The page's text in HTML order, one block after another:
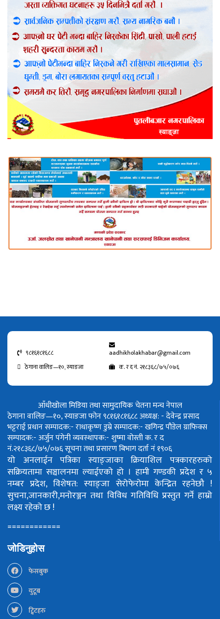
९८१६१८१६८८
aadhikholakhabar@gmail.com
ठेगाना वालिङ—१०, स्याङजा
क. र द नं. २१८३६८/७५/०७६
आँधीखोला मिडिया तथा सामुदायिक चेतना मन्च नेपाल
ठेगाना वालिङ—१०, स्याङजा फोन ९८१६१८१६८८अध्यक्ष: - देवेन्द्र प्रसाद
भट्टराईप्रधान सम्पादक:- राधाकृष्ण डुम्रेसम्पादक:- खगिन्द्र पौडेलग्राफिक्स
सम्पादक:- अर्जुन पंगेनीव्यवस्थापक:- शुष्मा वोस्तीक. र द
नं.२१८३६८/७५/०७६सूचना तथा प्रसारण बिभाग दर्ता नं १९०६
यो अनलाईन पत्रिका स्याङ्जाका क्रियाशिल पत्रकारहरुको
सक्रियतामा सञ्चालनमा ल्याईएको हो । हामी गण्डकी प्रदेश र ५
नम्बर प्रदेश, विशेषत: स्याङ्जा सेरोफेरोमा केन्द्रित रहनेछौ !
सुचना,जानकारी,मनोरञ्जन तथा विविध गतिविधि प्रस्तुत गर्ने हाम्रो
लक्ष्य रहेको छ !
============
जोडिनुहोस
फेसबुक
युटूब
ट्विटहरु